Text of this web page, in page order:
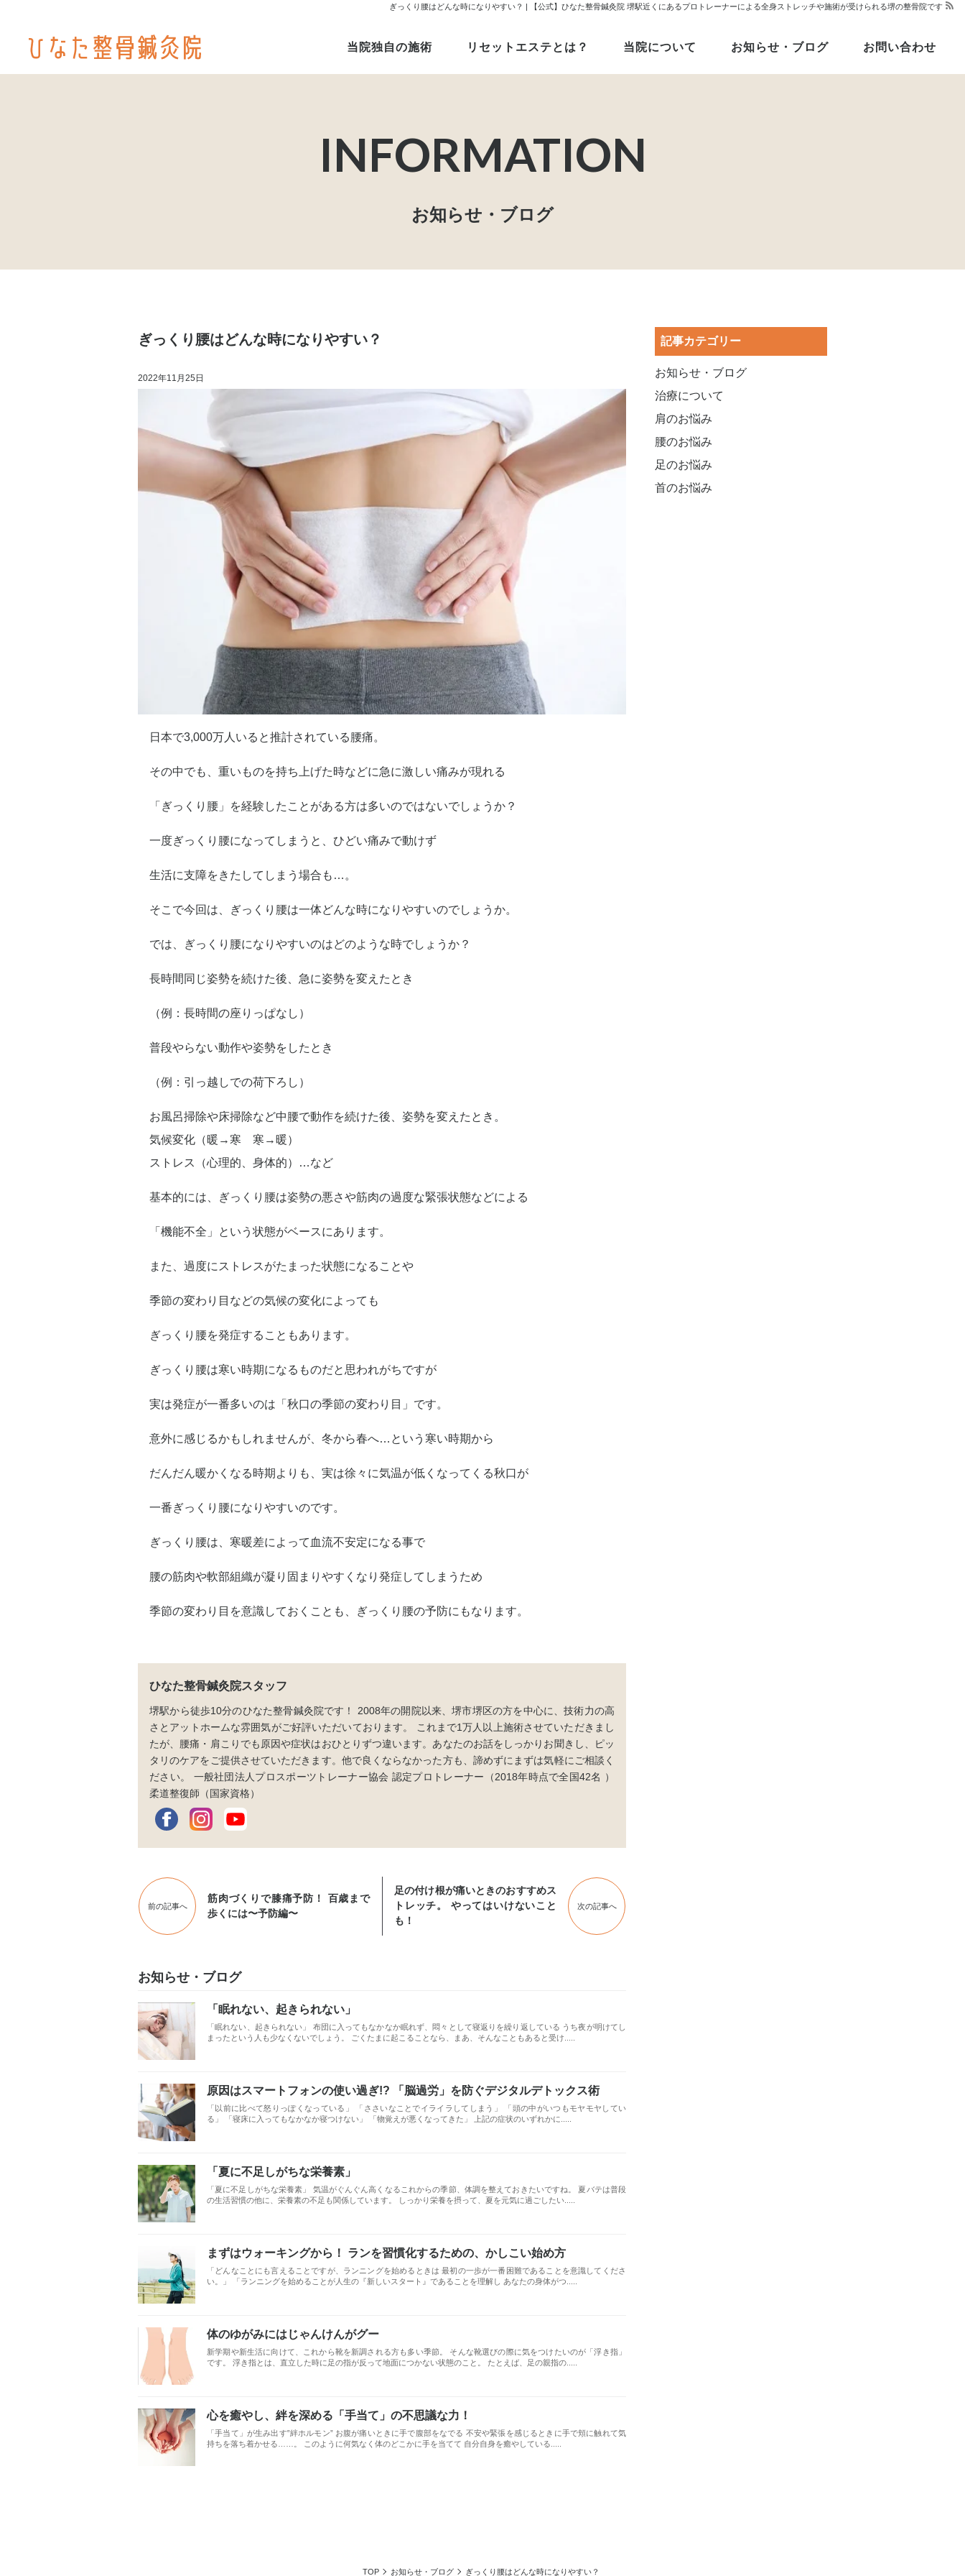
ぎっくり腰はどんな時になりやすい？ | 【公式】ひなた整骨鍼灸院 堺駅近くにあるプロトレーナーによる全身ストレッチや施術が受けられる堺の整骨院です
当院独自の施術 リセットエステとは？ 当院について お知らせ・ブログ お問い合わせ
お知らせ・ブログ
ぎっくり腰はどんな時になりやすい？
2022年11月25日
日本で3,000万人いると推計されている腰痛。
その中でも、重いものを持ち上げた時などに急に激しい痛みが現れる
「ぎっくり腰」を経験したことがある方は多いのではないでしょうか？
一度ぎっくり腰になってしまうと、ひどい痛みで動けず
生活に支障をきたしてしまう場合も…。
そこで今回は、ぎっくり腰は一体どんな時になりやすいのでしょうか。
では、ぎっくり腰になりやすいのはどのような時でしょうか？
長時間同じ姿勢を続けた後、急に姿勢を変えたとき
（例：長時間の座りっぱなし）
普段やらない動作や姿勢をしたとき
（例：引っ越しでの荷下ろし）
お風呂掃除や床掃除など中腰で動作を続けた後、姿勢を変えたとき。
気候変化（暖→寒 寒→暖）
ストレス（心理的、身体的）…など
基本的には、ぎっくり腰は姿勢の悪さや筋肉の過度な緊張状態などによる
「機能不全」という状態がベースにあります。
また、過度にストレスがたまった状態になることや
季節の変わり目などの気候の変化によっても
ぎっくり腰を発症することもあります。
ぎっくり腰は寒い時期になるものだと思われがちですが
実は発症が一番多いのは「秋口の季節の変わり目」です。
意外に感じるかもしれませんが、冬から春へ…という寒い時期から
だんだん暖かくなる時期よりも、実は徐々に気温が低くなってくる秋口が
一番ぎっくり腰になりやすいのです。
ぎっくり腰は、寒暖差によって血流不安定になる事で
腰の筋肉や軟部組織が凝り固まりやすくなり発症してしまうため
季節の変わり目を意識しておくことも、ぎっくり腰の予防にもなります。
ひなた整骨鍼灸院スタッフ
堺駅から徒歩10分のひなた整骨鍼灸院です！ 2008年の開院以来、堺市堺区の方を中心に、技術力の高
さとアットホームな雰囲気がご好評いただいております。 これまで1万人以上施術させていただきまし
たが、腰痛・肩こりでも原因や症状はおひとりずつ違います。あなたのお話をしっかりお聞きし、ピッ
タリのケアをご提供させていただきます。他で良くならなかった方も、諦めずにまずは気軽にご相談く
ださい。 一般社団法人プロスポーツトレーナー協会 認定プロトレーナー（2018年時点で全国42名 ）
柔道整復師（国家資格）
前の記事へ
筋肉づくりで膝痛予防！ 百歳まで
歩くには〜予防編〜
次の記事へ
足の付け根が痛いときのおすすめス
トレッチ。 やってはいけないこと
も！
お知らせ・ブログ
「眠れない、起きられない」
「眠れない、起きられない」 布団に入ってもなかなか眠れず、悶々として寝返りを繰り返している うち夜が明けてし
まったという人も少なくないでしょう。 ごくたまに起こることなら、まあ、そんなこともあると受け.....
原因はスマートフォンの使い過ぎ!? 「脳過労」を防ぐデジタルデトックス術
「以前に比べて怒りっぽくなっている」 「ささいなことでイライラしてしまう」 「頭の中がいつもモヤモヤしてい
る」 「寝床に入ってもなかなか寝つけない」 「物覚えが悪くなってきた」 上記の症状のいずれかに.....
「夏に不足しがちな栄養素」
「夏に不足しがちな栄養素」 気温がぐんぐん高くなるこれからの季節、体調を整えておきたいですね。 夏バテは普段
の生活習慣の他に、栄養素の不足も関係しています。 しっかり栄養を摂って、夏を元気に過ごしたい.....
まずはウォーキングから！ ランを習慣化するための、かしこい始め方
「どんなことにも言えることですが、ランニングを始めるときは 最初の一歩が一番困難であることを意識してくださ
い。」 「ランニングを始めることが人生の『新しいスタート』であることを理解し あなたの身体がつ.....
体のゆがみにはじゃんけんがグー
新学期や新生活に向けて、これから靴を新調される方も多い季節。 そんな靴選びの際に気をつけたいのが「浮き指」
です。 浮き指とは、直立した時に足の指が反って地面につかない状態のこと。 たとえば、足の親指の.....
心を癒やし、絆を深める「手当て」の不思議な力！
「手当て」が生み出す‟絆ホルモン” お腹が痛いときに手で腹部をなでる 不安や緊張を感じるときに手で頬に触れて気
持ちを落ち着かせる……。 このように何気なく体のどこかに手を当てて 自分自身を癒やしている.....
記事カテゴリー
お知らせ・ブログ
治療について
肩のお悩み
腰のお悩み
足のお悩み
首のお悩み
TOP お知らせ・ブログ ぎっくり腰はどんな時になりやすい？